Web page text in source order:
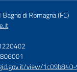
di Romagna (FC)
view/